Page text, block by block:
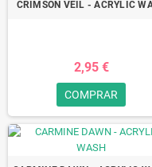
CRIMSON VEIL - ACRYLIC
2,95 €
COMPRAR